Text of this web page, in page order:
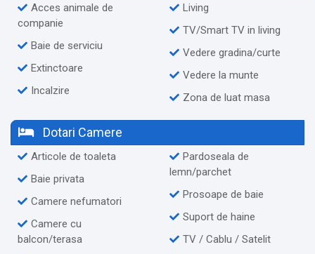
Acces animale de
companie
Baie de serviciu
Extinctoare
Incalzire
Living
TV/Smart TV in living
Vedere gradina/curte
Vedere la munte
Zona de luat masa
Dotari Camere
Articole de toaleta
Baie privata
Camere nefumatori
Camere cu
balcon/terasa
Pardoseala de
lemn/parchet
Prosoape de baie
Suport de haine
TV / Cablu / Satelit